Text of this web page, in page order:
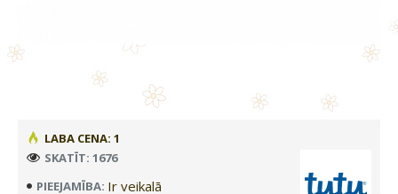
PIEEJAMĪBA: Ir veikalā
LABA CENA: 1
SKATĪT: 1676